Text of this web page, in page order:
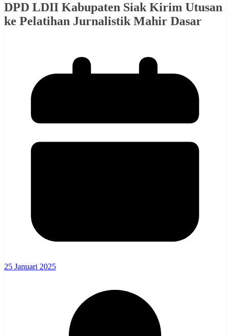
DPD LDII Kabupaten Siak Kirim Utusan
ke Pelatihan Jurnalistik Mahir Dasar
25 Januari 2025